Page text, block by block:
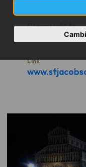
Organizzato da
St. Jacob's
Link